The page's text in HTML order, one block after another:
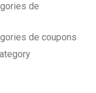
de
de coupons